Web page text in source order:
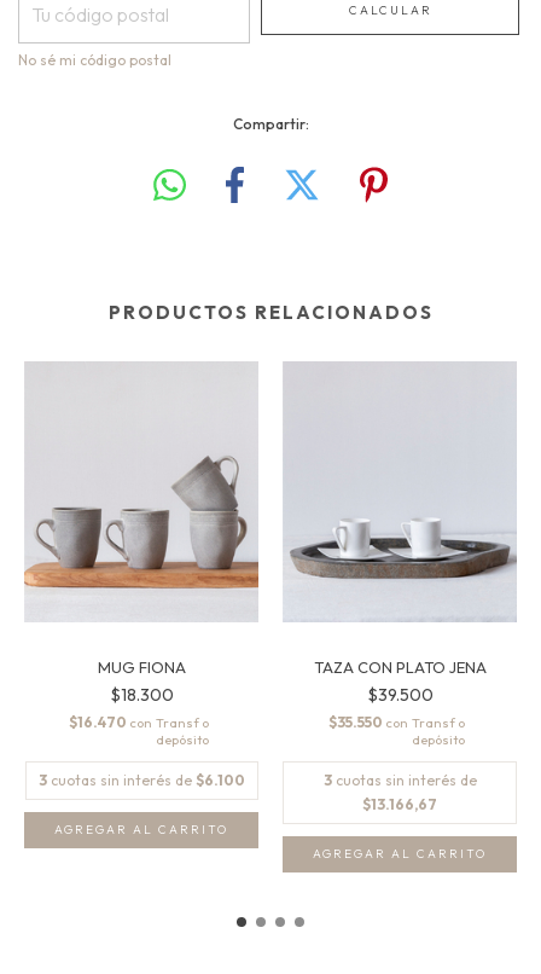
CALCULAR
No sé mi código postal
Compartir:
PRODUCTOS RELACIONADOS
MUG FIONA
$18.300
$16.470 con
3 cuotas sin interés de $6.100
TAZA CON PLATO JENA
$39.500
$35.550 con
3 cuotas sin interés de
$13.166,67